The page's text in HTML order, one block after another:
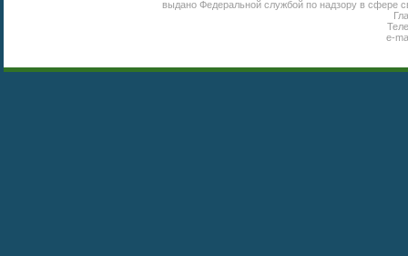
выдано Федеральной службой по надзору в сфере
e-